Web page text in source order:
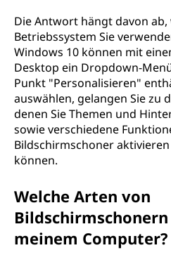
Die Antwort hängt davon ab,
Betriebssystem Sie
Windows 10 können mit
Desktop ein Dropdown-
Punkt "Personalisieren"
auswählen, gelangen Sie zu
denen Sie Themen und
sowie verschiedene
Bildschirmschoner
können.
Welche Arten von
meinem Computer?